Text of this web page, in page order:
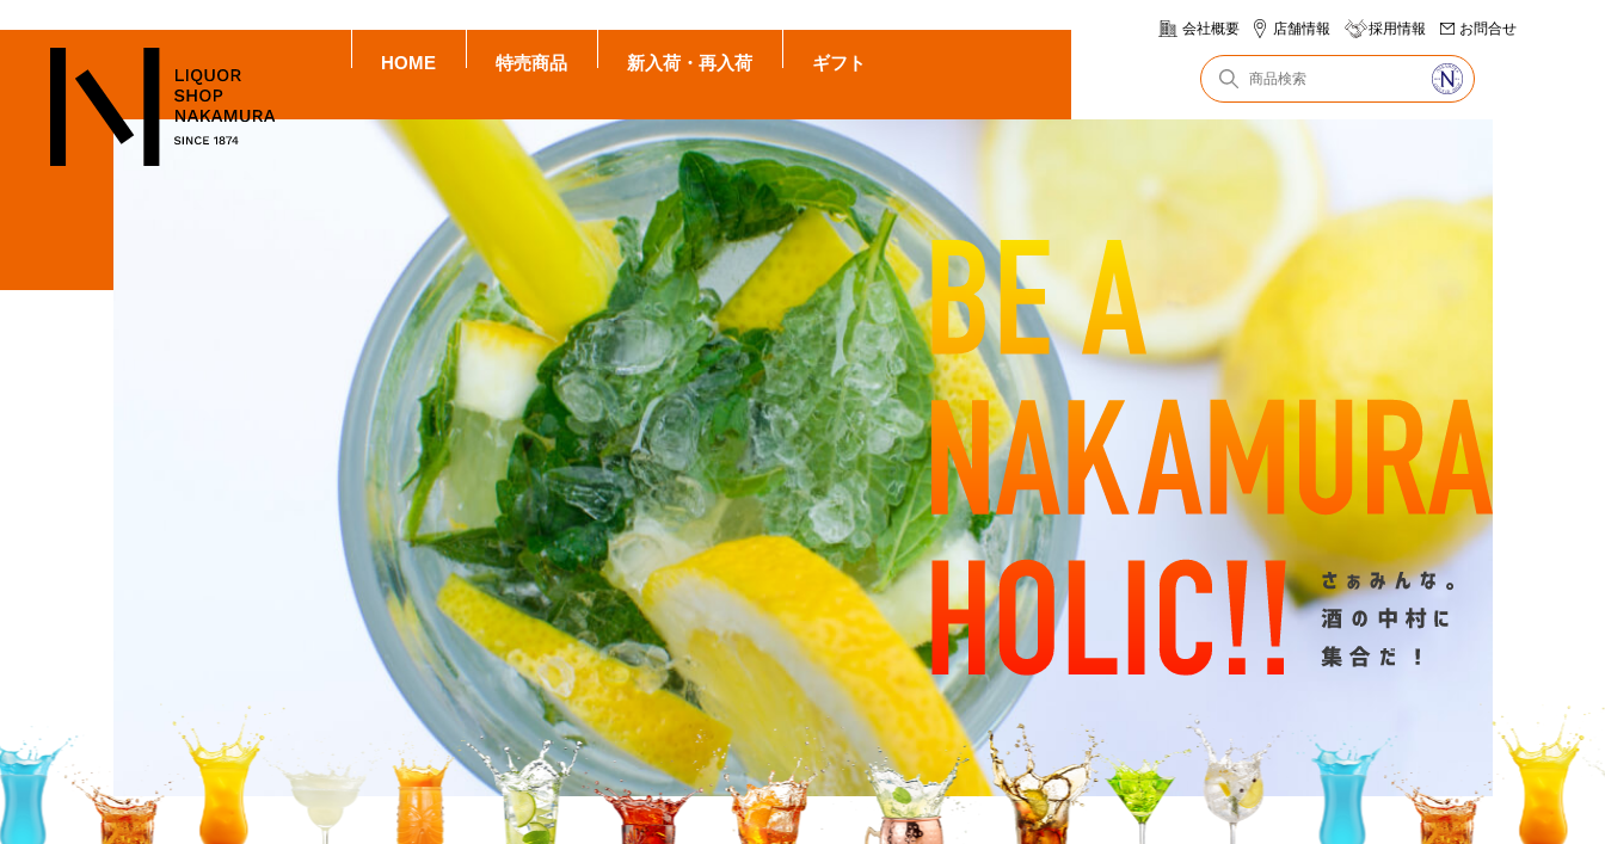
HOME 特売商品 新入荷・再入荷 ギフト
会社概要 店舗情報 採用情報 お問合せ